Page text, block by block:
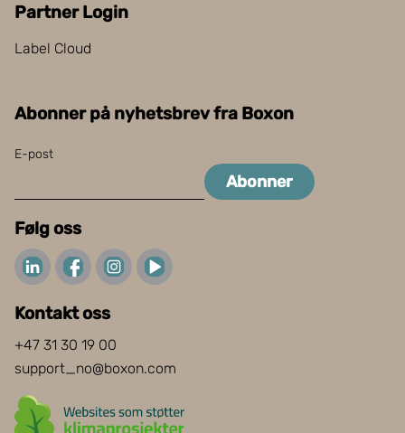
Partner Login
Label Cloud
Abonner på nyhetsbrev fra Boxon
E-post
Abonner
Følg oss
Kontakt oss
+47 31 30 19 00
support_no@boxon.com